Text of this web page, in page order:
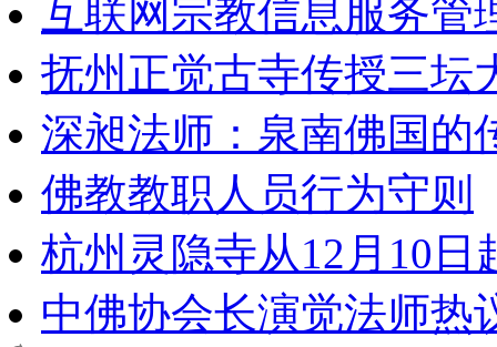
互联网宗教信息服务管
抚州正觉古寺传授三坛
深昶法师：泉南佛国的
佛教教职人员行为守则
杭州灵隐寺从12月10日
中佛协会长演觉法师热